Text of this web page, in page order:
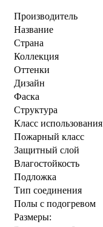
Производитель
Название
Страна
Коллекция
Оттенки
Дизайн
Фаска
Структура
Класс использования
Пожарный класс
Защитный слой
Влагостойкость
Подложка
Тип соединения
Полы с подогревом
Размеры: